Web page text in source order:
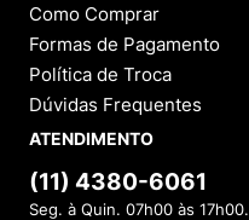
Como Comprar
Formas de Pagamento
Política de Troca
Dúvidas Frequentes
ATENDIMENTO
(11) 4380-6061
Seg. à Quin. 07h00 às 17h00.